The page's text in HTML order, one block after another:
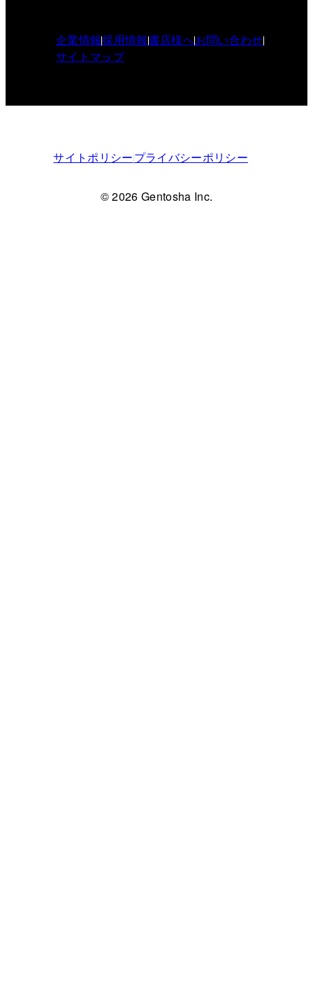
企業情報採用情報書店様へお問い合わせ
サイトマップ
サイトポリシープライバシーポリシー
© 2026 Gentosha Inc.